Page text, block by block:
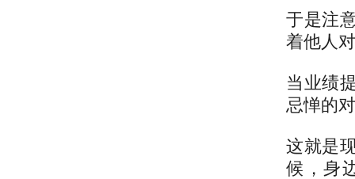
于是注
着他人
当业绩
忌惮的
这就是
候，身